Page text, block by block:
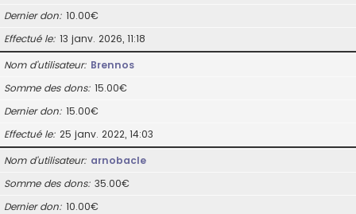
Dernier don 10.00€
Effectué le 13 janv. 2026, 11:18
Nom d’utilisateur Brennos
Somme des dons 15.00€
Dernier don 15.00€
Effectué le 25 janv. 2022, 14:03
Nom d’utilisateur arnobacle
Somme des dons 35.00€
Dernier don 10.00€